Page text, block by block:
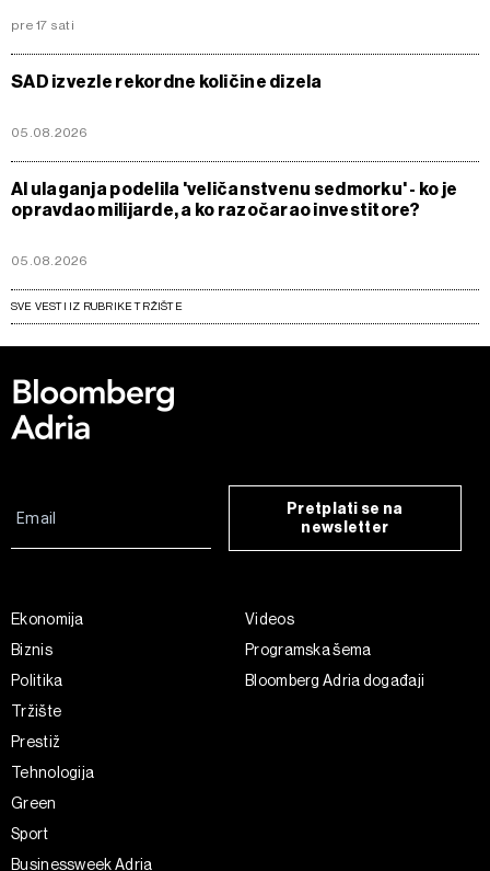
pre 17 sati
SAD izvezle rekordne količine dizela
05.08.2026
AI ulaganja podelila 'veličanstvenu sedmorku' - ko je
opravdao milijarde, a ko razočarao investitore?
05.08.2026
SVE VESTI IZ RUBRIKE TRŽIŠTE
Pretplati se na
newsletter
Ekonomija
Biznis
Politika
Tržište
Prestiž
Tehnologija
Green
Sport
Businessweek Adria
Videos
Programska šema
Bloomberg Adria događaji